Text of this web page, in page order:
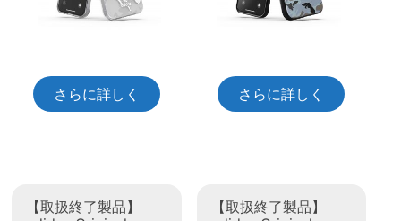
さらに詳しく さらに詳しく
【取扱終了製品】
【取扱終了製品】